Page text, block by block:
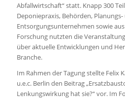
Abfallwirtschaft“ statt. Knapp 300
Deponiepraxis, Behörden,
Entsorgungsunternehmen sowie
Forschung nutzten die
über aktuelle Entwicklungen und
Branche.
Im Rahmen der Tagung stellte Felix
u.e.c. Berlin den Beitrag
Lenkungswirkung hat sie?“ vor. Im